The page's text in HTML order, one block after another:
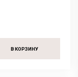
В КОРЗИНУ